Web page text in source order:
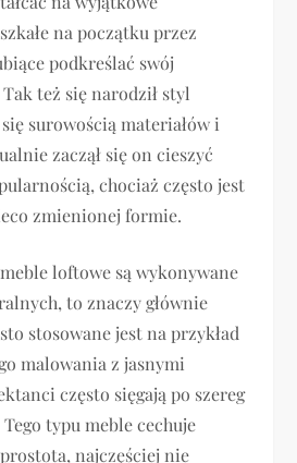
na początku przez
podkreślać swój
też się narodził styl
surowością materiałów i
zaczął się on cieszyć
chociaż często jest
zmienionej formie.
loftowe są wykonywane
to znaczy głównie
stosowane jest na przykład
malowania z jasnymi
często sięgają po szereg
typu meble cechuje
najczęściej nie